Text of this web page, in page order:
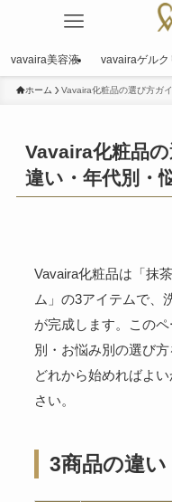
vavaira美容液 vavairaゲルク
ホーム Vavaira化粧品の選び方ガ
Vavaira化粧品
違い・年代別・
Vavaira化粧品は「抹
ム」の3アイテムで、
が完成します。この
別・お悩み別の選び
どれから始めればよ
さい。
3商品の違い